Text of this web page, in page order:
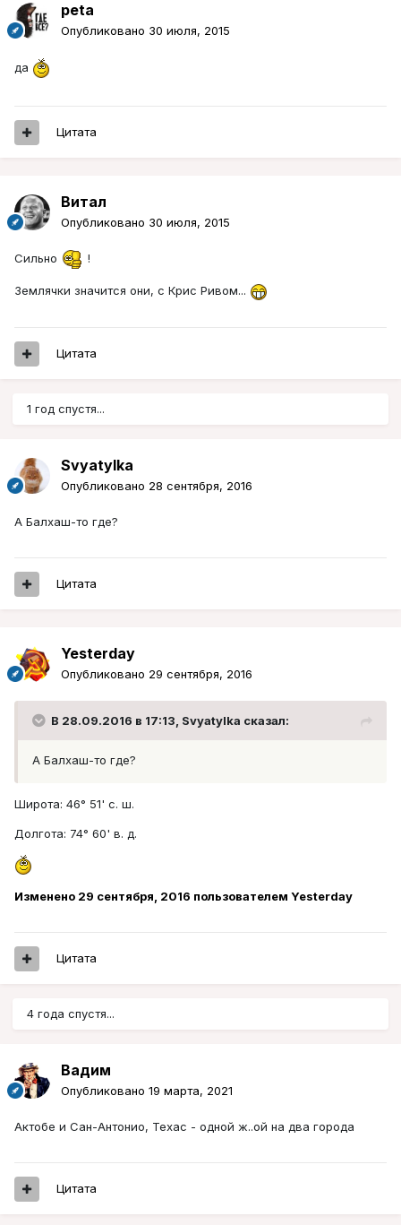
peta
Опубликовано 30 июля, 2015
да
Цитата
Витал
Опубликовано 30 июля, 2015
Сильно !
Землячки значится они, с Крис Ривом...
Цитата
1 год спустя...
Svyatylka
Опубликовано 28 сентября, 2016
А Балхаш-то где?
Цитата
Yesterday
Опубликовано 29 сентября, 2016
В 28.09.2016 в 17:13, Svyatylka сказал:
А Балхаш-то где?
Широта: 46° 51' с. ш.
Долгота: 74° 60' в. д.
Изменено 29 сентября, 2016 пользователем Yesterday
Цитата
4 года спустя...
Вадим
Опубликовано 19 марта, 2021
Актобе и Сан-Антонио, Техас - одной ж..ой на два города
Цитата